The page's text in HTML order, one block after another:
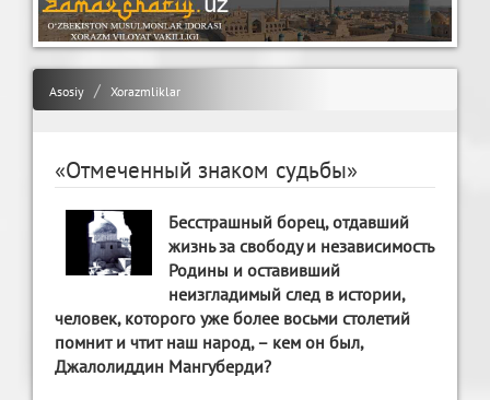
Asosiy Xorazmliklar
«Отмеченный знаком судьбы»
Бесстрашный борец, отдавший
жизнь за свободу и независимость
Родины и оставивший
неизгладимый след в истории,
человек, которого уже более восьми столетий
помнит и чтит наш народ, – кем он был,
Джалолиддин Мангуберди?